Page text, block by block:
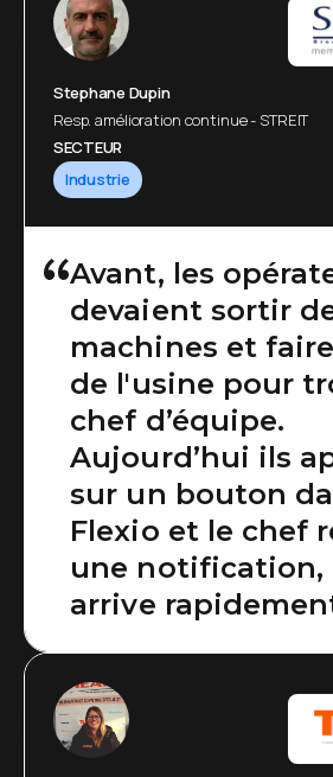
Stephane Dupin
Resp. amélioration continue - STREIT
SECTEUR
Industrie
Avant, les
devaient sortir
machines et
de l'usine pour
chef d’équipe.
Aujourd’hui ils
sur un bouton
Flexio et le chef
une notification,
arrive
aller le chercher.